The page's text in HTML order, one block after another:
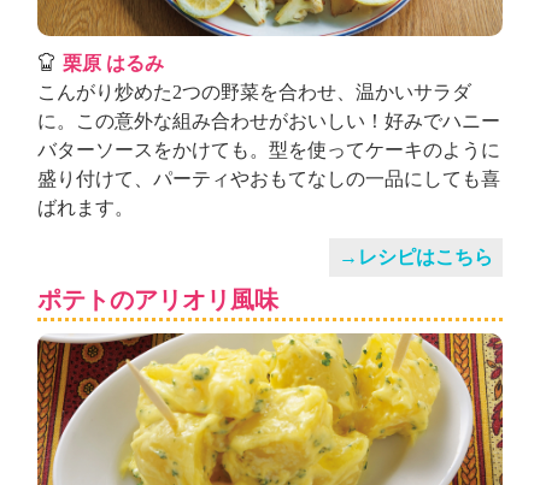
栗原 はるみ
こんがり炒めた2つの野菜を合わせ、温かいサラダ
に。この意外な組み合わせがおいしい！好みでハニー
バターソースをかけても。型を使ってケーキのように
盛り付けて、パーティやおもてなしの一品にしても喜
ばれます。
→レシピはこちら
ポテトのアリオリ風味